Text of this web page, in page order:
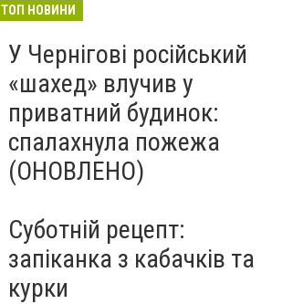
ТОП НОВИНИ
У Чернігові російський
«шахед» влучив у
приватний будинок:
спалахнула пожежа
(ОНОВЛЕНО)
Суботній рецепт:
запіканка з кабачків та
курки